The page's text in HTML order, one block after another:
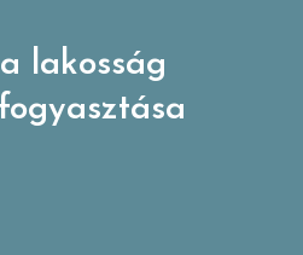
lakosság